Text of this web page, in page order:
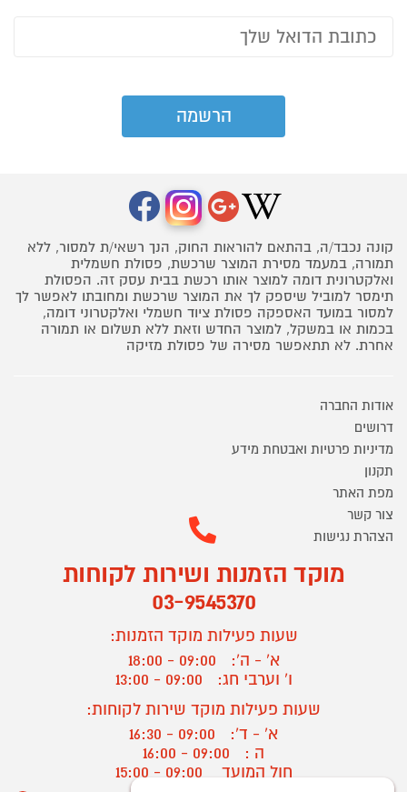
קונה נכבד/ה, בהתאם להוראות החוק, הנך רשאי/ת למסור, ללא
תמורה, במעמד מסירת המוצר שרכשת, פסולת חשמלית
ואלקטרונית דומה למוצר אותו רכשת בבית עסק זה. הפסולת
תימסר למוביל שיספק לך את המוצר שרכשת ומחובתו לאפשר לך
למסור במועד האספקה פסולת ציוד חשמלי ואלקטרוני דומה,
בכמות או במשקל, למוצר החדש וזאת ללא תשלום או תמורה
אחרת. לא תתאפשר מסירה של פסולת מזיקה
אודות החברה
דרושים
מדיניות פרטיות ואבטחת מידע
תקנון
מפת האתר
צור קשר
הצהרת נגישות
מוקד הזמנות ושירות לקוחות
03-9545370
שעות פעילות מוקד הזמנות:
א' - ה':
09:00 - 18:00
ו' וערבי חג:
09:00 - 13:00
שעות פעילות מוקד שירות לקוחות:
א' - ד':
09:00 - 16:30
ה :
09:00 - 16:00
חול המועד